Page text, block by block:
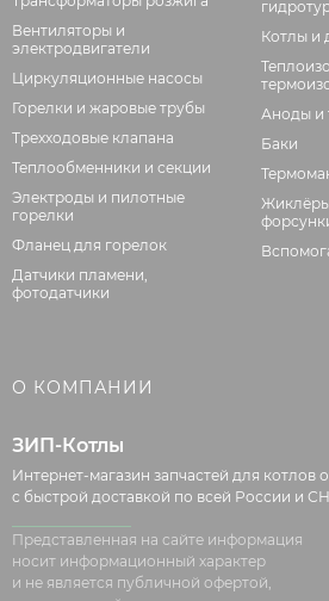
Вентиляторы и
электродвигатели
Циркуляционные насосы
Горелки и жаровые трубы
Трехходовые клапана
Теплообменники и секции
Электроды и пилотные
горелки
Фланец для горелок
Датчики пламени,
фотодатчики
Котлы и
Аноды и
Баки
О КОМПАНИИ
ЗИП-Котлы
Интернет-магазин запчастей для котлов
с быстрой доставкой по всей России и
Представленная на сайте информация
носит информационный характер
и не является публичной офертой,